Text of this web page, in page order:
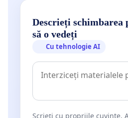
Descrieți schimbarea
să o vedeți
Cu tehnologie AI
Scrieți cu propriile cuvinte.